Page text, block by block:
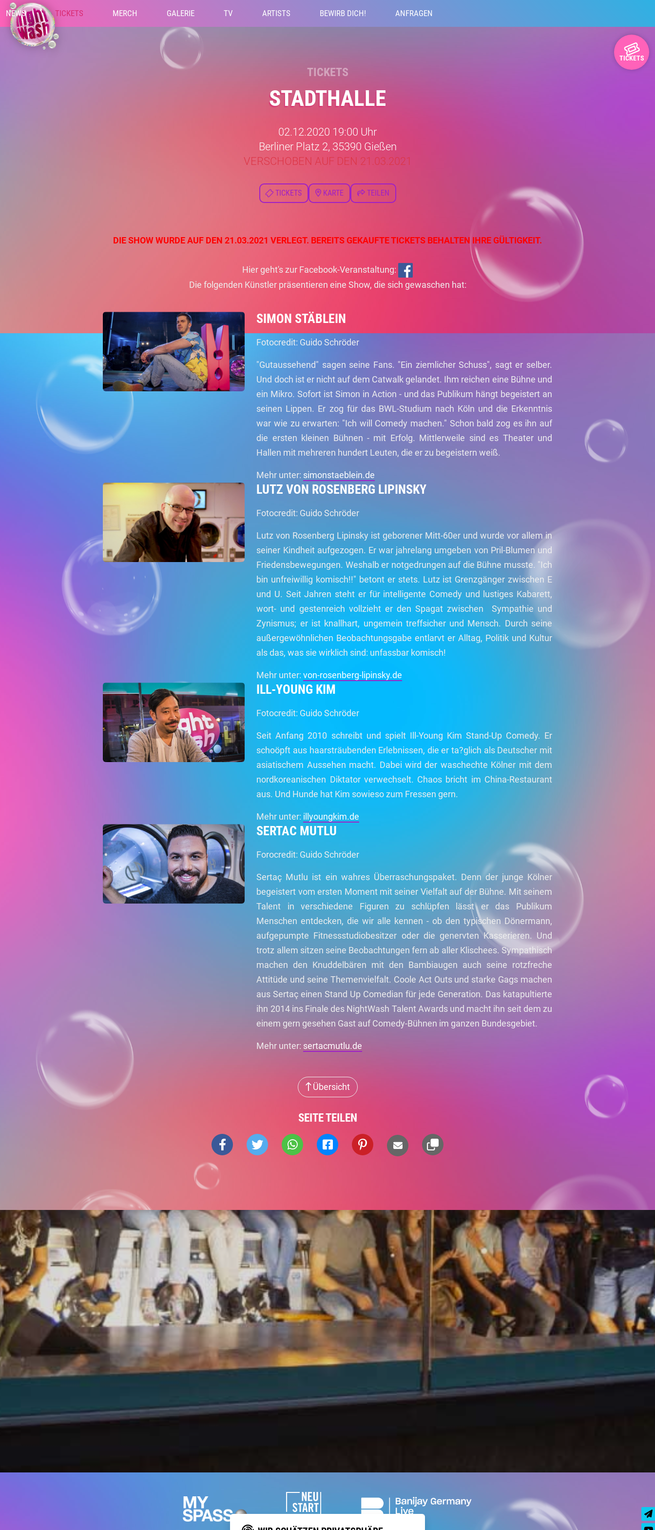
NEWS TICKETS MERCH GALERIE TV ARTISTS BEWIRB DICH! ANFRAGEN
TICKETS
TICKETS
STADTHALLE
02.12.2020 19:00 Uhr
Berliner Platz 2, 35390 Gießen
VERSCHOBEN AUF DEN 21.03.2021
TICKETS KARTE TEILEN
DIE SHOW WURDE AUF DEN 21.03.2021 VERLEGT. BEREITS GEKAUFTE TICKETS BEHALTEN IHRE GÜLTIGKEIT.
Hier geht's zur Facebook-Veranstaltung:
Die folgenden Künstler präsentieren eine Show, die sich gewaschen hat:
SIMON STÄBLEIN
Fotocredit: Guido Schröder
"Gutaussehend" sagen seine Fans. "Ein ziemlicher Schuss", sagt er selber.
Und doch ist er nicht auf dem Catwalk gelandet. Ihm reichen eine Bühne und
ein Mikro. Sofort ist Simon in Action - und das Publikum hängt begeistert an
seinen Lippen. Er zog für das BWL-Studium nach Köln und die Erkenntnis
war wie zu erwarten: "Ich will Comedy machen." Schon bald zog es ihn auf
die ersten kleinen Bühnen - mit Erfolg. Mittlerweile sind es Theater und
Hallen mit mehreren hundert Leuten, die er zu begeistern weiß.
Mehr unter: simonstaeblein.de
LUTZ VON ROSENBERG LIPINSKY
Fotocredit: Guido Schröder
Lutz von Rosenberg Lipinsky ist geborener Mitt-60er und wurde vor allem in
seiner Kindheit aufgezogen. Er war jahrelang umgeben von Pril-Blumen und
Friedensbewegungen. Weshalb er notgedrungen auf die Bühne musste. "Ich
bin unfreiwillig komisch!!" betont er stets. Lutz ist Grenzgänger zwischen E
und U. Seit Jahren steht er für intelligente Comedy und lustiges Kabarett,
wort- und gestenreich vollzieht er den Spagat zwischen Sympathie und
Zynismus; er ist knallhart, ungemein treffsicher und Mensch. Durch seine
außergewöhnlichen Beobachtungsgabe entlarvt er Alltag, Politik und Kultur
als das, was sie wirklich sind: unfassbar komisch!
Mehr unter:von-rosenberg-lipinsky.de
ILL-YOUNG KIM
Fotocredit: Guido Schröder
Seit Anfang 2010 schreibt und spielt Ill-Young Kim Stand-Up Comedy. Er
schoöpft aus haarsträubenden Erlebnissen, die er ta?glich als Deutscher mit
asiatischem Aussehen macht. Dabei wird der waschechte Kölner mit dem
nordkoreanischen Diktator verwechselt. Chaos bricht im China-Restaurant
aus. Und Hunde hat Kim sowieso zum Fressen gern.
Mehr unter: illyoungkim.de
SERTAC MUTLU
Forocredit: Guido Schröder
Sertaç Mutlu ist ein wahres Überraschungspaket. Denn der junge Kölner
begeistert vom ersten Moment mit seiner Vielfalt auf der Bühne. Mit seinem
Talent in verschiedene Figuren zu schlüpfen lässt er das Publikum
Menschen entdecken, die wir alle kennen - ob den typischen Dönermann,
aufgepumpte Fitnessstudiobesitzer oder die genervten Kasserieren. Und
trotz allem sitzen seine Beobachtungen fern ab aller Klischees. Sympathisch
machen den Knuddelbären mit den Bambiaugen auch seine rotzfreche
Attitüde und seine Themenvielfalt. Coole Act Outs und starke Gags machen
aus Sertaç einen Stand Up Comedian für jede Generation. Das katapultierte
ihn 2014 ins Finale des NightWash Talent Awards und macht ihn seit dem zu
einem gern gesehen Gast auf Comedy-Bühnen im ganzen Bundesgebiet.
Mehr unter: sertacmutlu.de
Übersicht
SEITE TEILEN